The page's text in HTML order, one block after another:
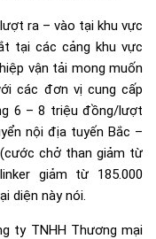
ra – vào tại khu vực
tại các cảng khu vực
vận tải mong muốn
các đơn vị cung cấp
6 – 8 triệu đồng/lượt
nội địa tuyến Bắc –
chở than giảm từ
giảm từ 185.000
diện này nói.
ty TNHH Thương mại